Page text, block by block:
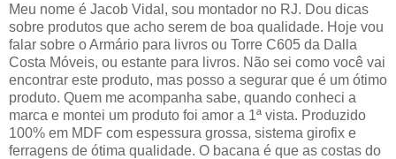
Meu nome é Jacob Vidal, sou montador no RJ. Dou dicas
sobre produtos que acho serem de boa qualidade. Hoje vou
falar sobre o Armário para livros ou Torre C605 da Dalla
Costa Móveis, ou estante para livros. Não sei como você vai
encontrar este produto, mas posso a segurar que é um ótimo
produto. Quem me acompanha sabe, quando conheci a
marca e montei um produto foi amor a 1ª vista. Produzido
100% em MDF com espessura grossa, sistema girofix e
ferragens de ótima qualidade. O bacana é que as costas do